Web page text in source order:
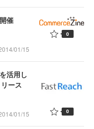
催
01/15
0
活用し
ース
01/15 0